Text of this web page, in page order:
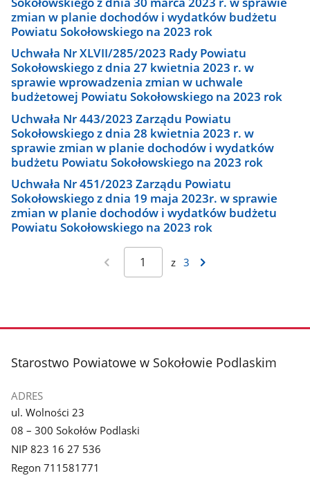
zmian w planie dochodów i wydatków budżetu
Powiatu Sokołowskiego na 2023 rok
Uchwała Nr XLVII/285/2023 Rady Powiatu
Sokołowskiego z dnia 27 kwietnia 2023 r. w
sprawie wprowadzenia zmian w uchwale
budżetowej Powiatu Sokołowskiego na 2023 rok
Uchwała Nr 443/2023 Zarządu Powiatu
Sokołowskiego z dnia 28 kwietnia 2023 r. w
sprawie zmian w planie dochodów i wydatków
budżetu Powiatu Sokołowskiego na 2023 rok
Uchwała Nr 451/2023 Zarządu Powiatu
Sokołowskiego z dnia 19 maja 2023r. w sprawie
zmian w planie dochodów i wydatków budżetu
Powiatu Sokołowskiego na 2023 rok
z 3
stopka
Starostwo Powiatowe w Sokołowie Podlaskim
ADRES
ul. Wolności 23
08 – 300 Sokołów Podlaski
NIP 823 16 27 536
Regon 711581771